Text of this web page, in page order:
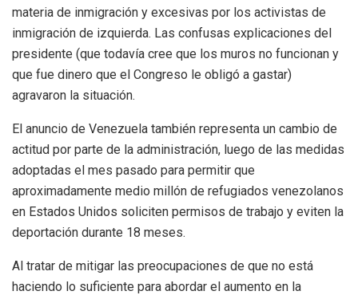
materia de inmigración y excesivas por los activistas de
inmigración de izquierda. Las confusas explicaciones del
presidente (que todavía cree que los muros no funcionan y
que fue dinero que el Congreso le obligó a gastar)
agravaron la situación.
El anuncio de Venezuela también representa un cambio de
actitud por parte de la administración, luego de las medidas
adoptadas el mes pasado para permitir que
aproximadamente medio millón de refugiados venezolanos
en Estados Unidos soliciten permisos de trabajo y eviten la
deportación durante 18 meses.
Al tratar de mitigar las preocupaciones de que no está
haciendo lo suficiente para abordar el aumento en la